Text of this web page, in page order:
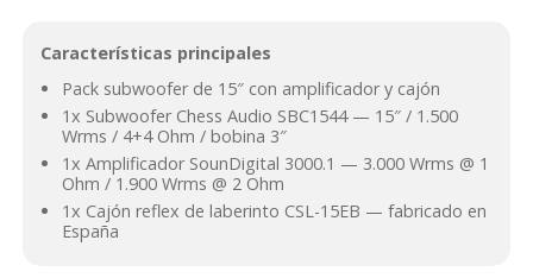
era:
536,82€.
es:
468,40€.
Características principales
Pack subwoofer de 15″ con amplificador y cajón
1x Subwoofer Chess Audio SBC1544 — 15″ / 1.500
Wrms / 4+4 Ohm / bobina 3″
1x Amplificador SounDigital 3000.1 — 3.000 Wrms @ 1
Ohm / 1.900 Wrms @ 2 Ohm
1x Cajón reflex de laberinto CSL-15EB — fabricado en
España